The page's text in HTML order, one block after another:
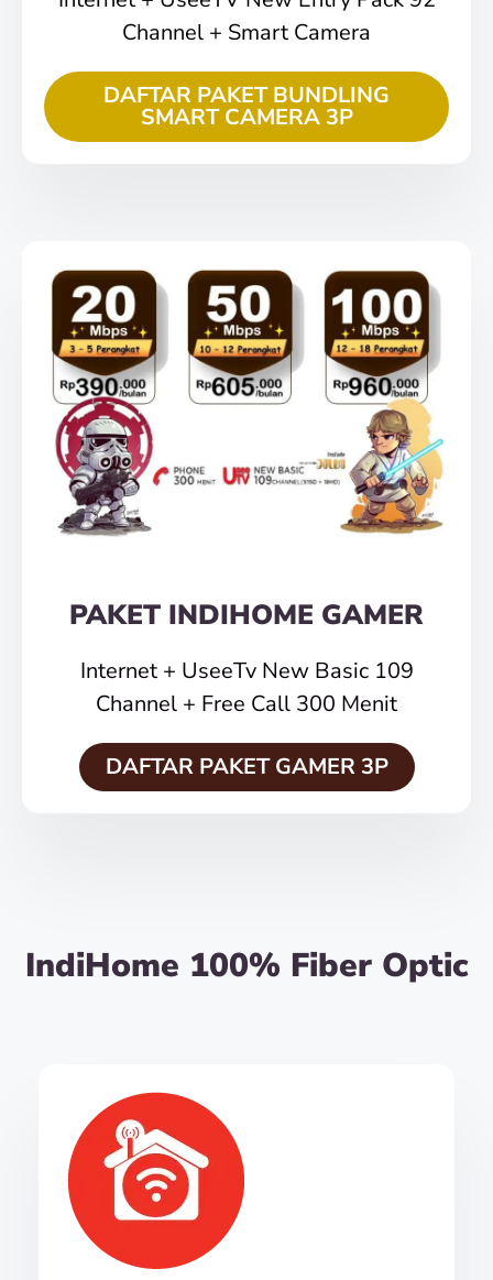
Channel + Smart Camera
DAFTAR PAKET BUNDLING
SMART CAMERA 3P
PAKET INDIHOME GAMER
Internet + UseeTv New Basic 109
Channel + Free Call 300 Menit
DAFTAR PAKET GAMER 3P
IndiHome 100% Fiber Optic